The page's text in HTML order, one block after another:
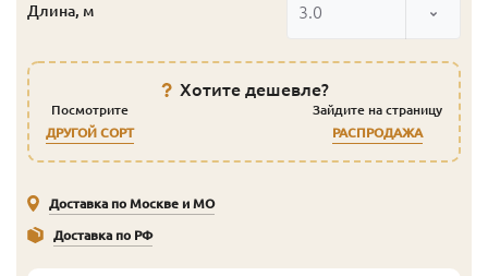
Длина, м 3.0
Хотите дешевле?
Посмотрите
ДРУГОЙ СОРТ
Зайдите на страницу
РАСПРОДАЖА
Доставка по Москве и МО
Доставка по РФ